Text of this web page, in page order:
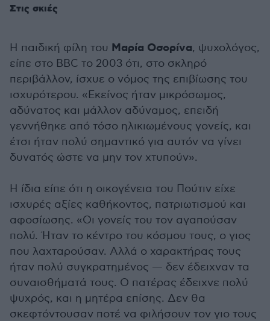
Στις σκιές
Η παιδική φίλη του Μαρία Οσορίνα, ψυχολόγος,
είπε στο BBC το 2003 ότι, στο σκληρό
περιβάλλον, ίσχυε ο νόμος της επιβίωσης του
ισχυρότερου. «Εκείνος ήταν μικρόσωμος,
αδύνατος και μάλλον αδύναμος, επειδή
γεννήθηκε από τόσο ηλικιωμένους γονείς, και
έτσι ήταν πολύ σημαντικό για αυτόν να γίνει
δυνατός ώστε να μην τον χτυπούν».
Η ίδια είπε ότι η οικογένεια του Πούτιν είχε
ισχυρές αξίες καθήκοντος, πατριωτισμού και
αφοσίωσης. «Οι γονείς του τον αγαπούσαν
πολύ. Ήταν το κέντρο του κόσμου τους, ο γιος
που λαχταρούσαν. Αλλά ο χαρακτήρας τους
ήταν πολύ συγκρατημένος — δεν έδειχναν τα
συναισθήματά τους. Ο πατέρας έδειχνε πολύ
ψυχρός, και η μητέρα επίσης. Δεν θα
σκεφτόντουσαν ποτέ να φιλήσουν τον γιο τους